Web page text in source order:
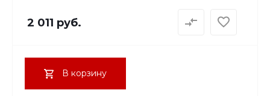
2 011 руб.
В корзину